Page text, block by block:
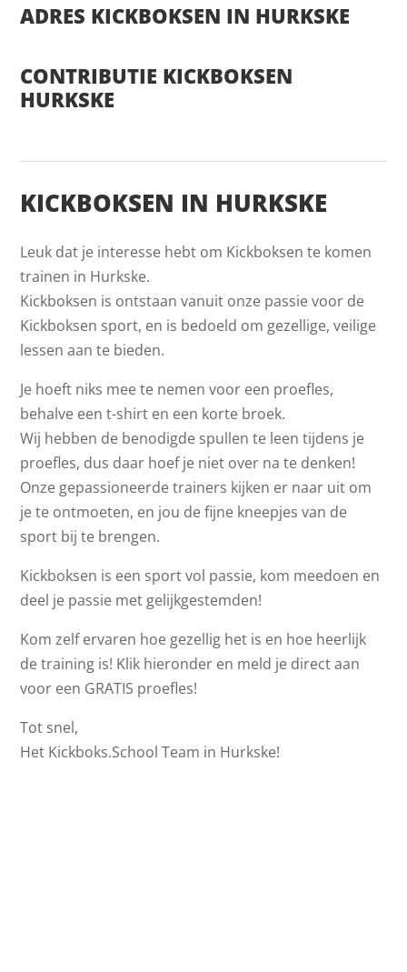
ADRES KICKBOKSEN IN HURKSKE
CONTRIBUTIE KICKBOKSEN
HURKSKE
KICKBOKSEN IN HURKSKE
Leuk dat je interesse hebt om Kickboksen te komen
trainen in Hurkske.
Kickboksen is ontstaan vanuit onze passie voor de
Kickboksen sport, en is bedoeld om gezellige, veilige
lessen aan te bieden.
Je hoeft niks mee te nemen voor een proefles,
behalve een t-shirt en een korte broek.
Wij hebben de benodigde spullen te leen tijdens je
proefles, dus daar hoef je niet over na te denken!
Onze gepassioneerde trainers kijken er naar uit om
je te ontmoeten, en jou de fijne kneepjes van de
sport bij te brengen.
Kickboksen is een sport vol passie, kom meedoen en
deel je passie met gelijkgestemden!
Kom zelf ervaren hoe gezellig het is en hoe heerlijk
de training is! Klik hieronder en meld je direct aan
voor een GRATIS proefles!
Tot snel,
Het Kickboks.School Team in Hurkske!